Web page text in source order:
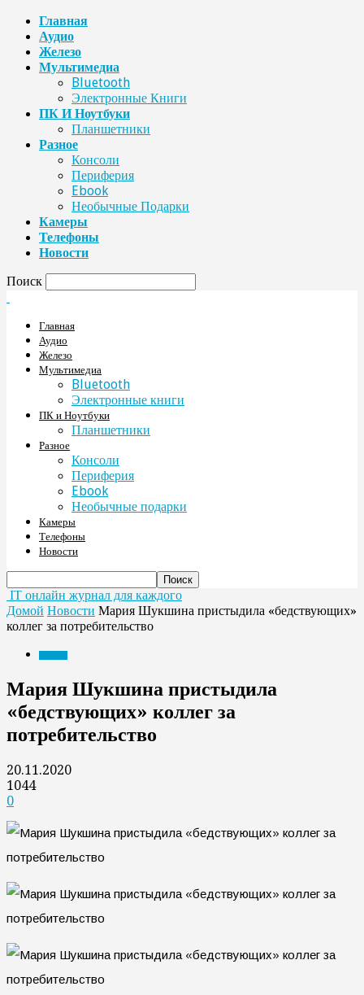
Главная
Аудио
Железо
Мультимедиа
Bluetooth
Электронные Книги
ПК И Ноутбуки
Планшетники
Разное
Консоли
Периферия
Ebook
Необычные Подарки
Камеры
Телефоны
Новости
Поиск
Главная
Аудио
Железо
Мультимедиа
Bluetooth
Электронные книги
ПК и Ноутбуки
Планшетники
Разное
Консоли
Периферия
Ebook
Необычные подарки
Камеры
Телефоны
Новости
IT онлайн журнал для каждого
Домой Новости Мария Шукшина пристыдила «бедствующих»
коллег за потребительство
Мария Шукшина пристыдила
«бедствующих» коллег за
потребительство
20.11.2020
1044
0